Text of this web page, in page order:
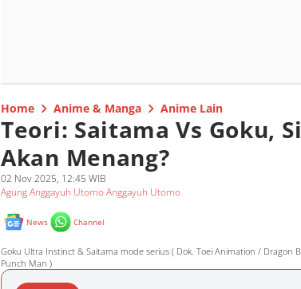
Home Anime & Manga Anime Lain
Teori: Saitama Vs Goku,
Akan Menang?
02 Nov 2025, 12:45 WIB
Agung Anggayuh Utomo Anggayuh Utomo
News Channel
Goku Ultra Instinct & Saitama mode serius ( Dok. Toei Animation / Dragon
Punch Man )